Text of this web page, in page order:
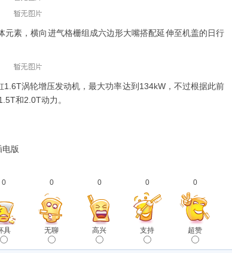
素，横向进气格栅组成六边形大嘴搭配延伸至机盖的日行
涡轮增压发动机，最大功率达到134kW，不过根据此前
和2.0T动力。
电版
0
具
0
无聊
0
高兴
0
支持
0
超赞